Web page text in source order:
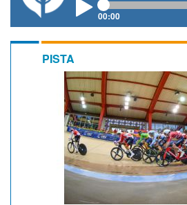
00:00
PISTA